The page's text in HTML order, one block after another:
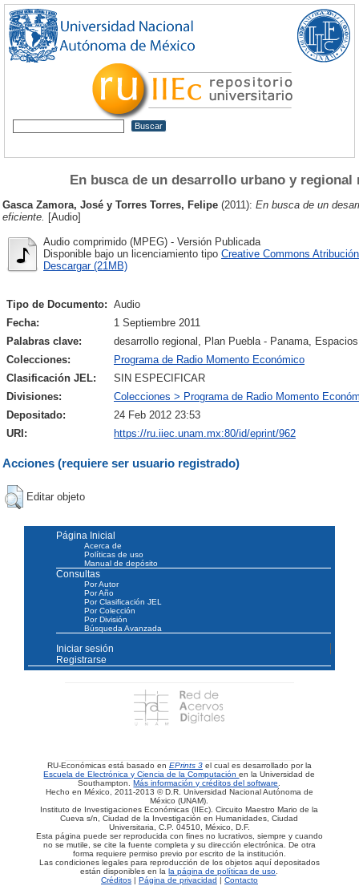
En busca de un desarrollo urbano y
Gasca Zamora, José y Torres Torres, Felipe (2011): En busca de un
eficiente.
[Audio]
Audio comprimido (MPEG) - Versión Publicada
Disponible bajo un licenciamiento tipo Creative Commons
Descargar (21MB)
Tipo de Documento: Audio
Fecha:
1 Septiembre 2011
Palabras clave:
desarrollo regional, Plan Puebla - Panama,
Colecciones:
Programa de Radio Momento Económico
Clasificación JEL:
SIN ESPECIFICAR
Divisiones:
Colecciones > Programa de Radio Momento
Depositado:
24 Feb 2012 23:53
URI:
https://ru.iiec.unam.mx:80/id/eprint/962
Acciones (requiere ser usuario registrado)
Editar objeto
Página Inicial
Acerca de
Políticas de uso
Manual de depósito
Consultas
Por Autor
Por Año
Por Clasificación JEL
Por Colección
Por División
Búsqueda Avanzada
Iniciar sesión
Registrarse
RU-Económicas está basado en EPrints 3 el cual es desarrollado por la
Escuela de Electrónica y Ciencia de la Computaciónen la Universidad de
Southampton.Más información y créditos del software.
Hecho en México, 2011-2013 © D.R. Universidad Nacional Autónoma de
México (UNAM).
Instituto de Investigaciones Económicas (IIEc). Circuito Maestro Mario de la
Cueva s/n, Ciudad de la Investigación en Humanidades, Ciudad
Universitaria, C.P. 04510, México, D.F.
Esta página puede ser reproducida con fines no lucrativos, siempre y cuando
no se mutile, se cite la fuente completa y su dirección electrónica. De otra
forma requiere permiso previo por escrito de la institución.
Las condiciones legales para reproducción de los objetos aquí depositados
están disponibles en lala página de políticas de uso.
Créditos| Página de privacidad | Contacto